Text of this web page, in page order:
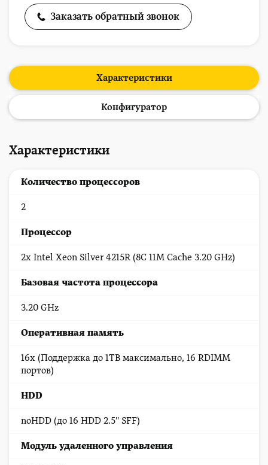
Заказать обратный звонок
Характеристики
Конфигуратор
Характеристики
Количество процессоров
2
Процессор
2x Intel Xeon Silver 4215R (8C 11M Cache 3.20 GHz)
Базовая частота процессора
3.20 GHz
Оперативная память
16x (Поддержка до 1TB максимально, 16 RDIMM
портов)
HDD
noHDD (до 16 HDD 2.5'' SFF)
Модуль удаленного управления